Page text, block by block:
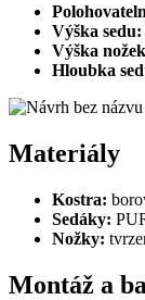
Výška sedu:
Výška
Hloubka
Materiály
Kostra:
Sedáky:
Nožky:
Montáž a